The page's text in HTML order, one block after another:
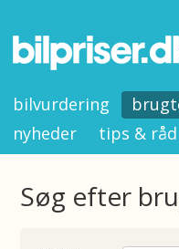
bilvurdering
nyheder
tips & råd
Søg efter